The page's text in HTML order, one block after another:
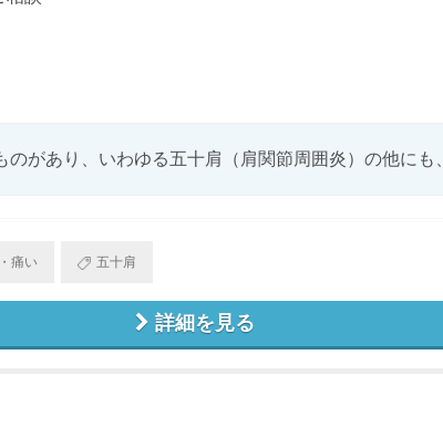
のがあり、いわゆる五十肩（肩関節周囲炎）の他にも
痛い 五十肩
詳細を見る